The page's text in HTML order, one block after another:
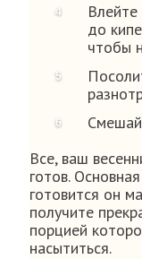
до
чтобы
Все, ваш
готов.
готовится он
получите
порцией
насытиться.